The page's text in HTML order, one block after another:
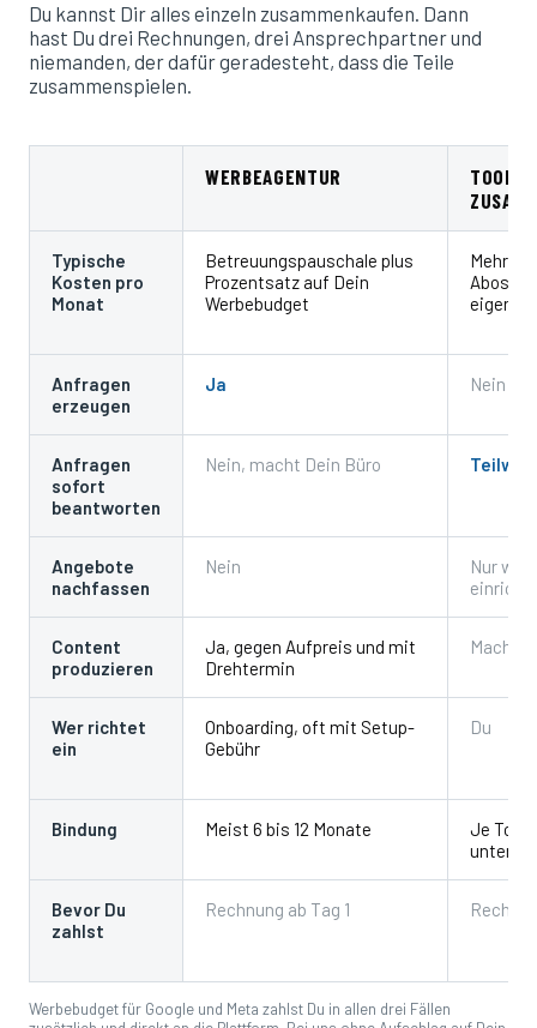
Du kannst Dir alles einzeln zusammenkaufen. Dann
hast Du drei Rechnungen, drei Ansprechpartner und
niemanden, der dafür geradesteht, dass die Teile
zusammenspielen.
WERBEAGENTUR
TOOLS
Typische
Kosten pro
Monat
Betreuungspauschale plus
Prozentsatz auf Dein
Werbebudget
Abos
eigene
Anfragen
erzeugen
Ja Nein
Anfragen
sofort
beantworten
Nein, macht Dein Büro
Angebote
nachfassen
Nein
Nur
Content
produzieren
Ja, gegen Aufpreis und mit
Drehtermin
Machst
Wer richtet
ein
Onboarding, oft mit Setup-
Gebühr
Du
Bindung Meist 6 bis 12 Monate
Je Tool
Bevor Du
zahlst
Rechnung ab Tag 1
Werbebudget für Google und Meta zahlst Du in allen drei Fällen